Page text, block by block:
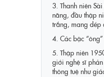
3. Thanh niên
năng, đầu thập
trắng, mang dép
4. Các bậc
5. Thập niên
giới nghệ sĩ
thông tuệ như